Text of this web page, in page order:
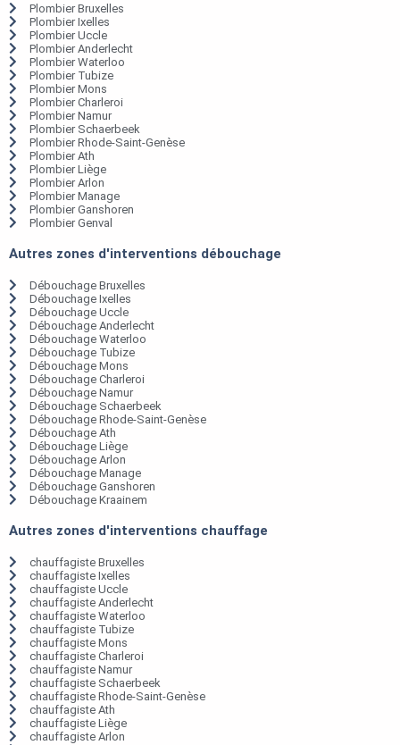
Plombier Bruxelles
Plombier Ixelles
Plombier Uccle
Plombier Anderlecht
Plombier Waterloo
Plombier Tubize
Plombier Mons
Plombier Charleroi
Plombier Namur
Plombier Schaerbeek
Plombier Rhode-Saint-Genèse
Plombier Ath
Plombier Liège
Plombier Arlon
Plombier Manage
Plombier Ganshoren
Plombier Genval
Autres zones d'interventions débouchage
Débouchage Bruxelles
Débouchage Ixelles
Débouchage Uccle
Débouchage Anderlecht
Débouchage Waterloo
Débouchage Tubize
Débouchage Mons
Débouchage Charleroi
Débouchage Namur
Débouchage Schaerbeek
Débouchage Rhode-Saint-Genèse
Débouchage Ath
Débouchage Liège
Débouchage Arlon
Débouchage Manage
Débouchage Ganshoren
Débouchage Kraainem
Autres zones d'interventions chauffage
chauffagiste Bruxelles
chauffagiste Ixelles
chauffagiste Uccle
chauffagiste Anderlecht
chauffagiste Waterloo
chauffagiste Tubize
chauffagiste Mons
chauffagiste Charleroi
chauffagiste Namur
chauffagiste Schaerbeek
chauffagiste Rhode-Saint-Genèse
chauffagiste Ath
chauffagiste Liège
chauffagiste Arlon